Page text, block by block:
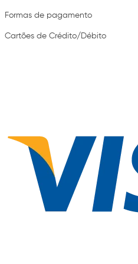
Formas de pagamento
Cartões de Crédito/Débito